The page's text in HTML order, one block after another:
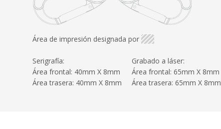
Área de impresión designada por
Serigrafía:
Área frontal: 40mm X 8mm
Área trasera: 40mm X 8mm
Grabado a láser:
Área frontal: 65mm X 8mm
Área trasera: 65mm X 8mm